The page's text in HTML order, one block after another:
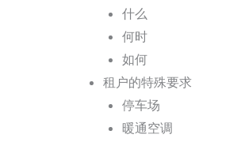
什么
何时
如何
租户的特殊要求
停车场
暖通空调